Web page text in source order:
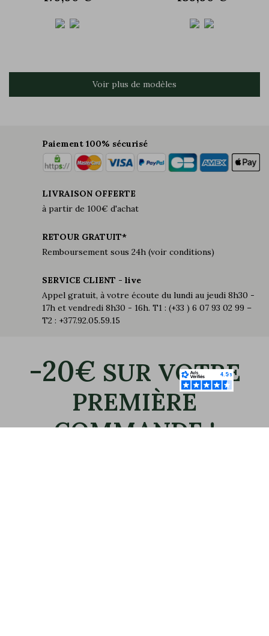
Voir plus de modèles
Paiement 100% sécurisé
LIVRAISON OFFERTE
à partir de 100€ d'achat
RETOUR GRATUIT*
Remboursement sous 24h (voir conditions)
SERVICE CLIENT - live
Appel gratuit, à votre écoute du lundi au jeudi 8h30 -
17h et vendredi 8h30 - 16h. T1 : (+33 ) 6 07 93 02 99 –
T2 : +377.92.05.59.15
-20€ SUR VOTRE
PREMIÈRE
COMMANDE !